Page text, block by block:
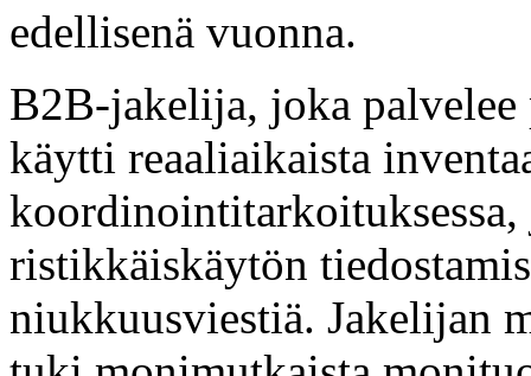
edellisenä vuonna.
B2B-jakelija, joka
käytti reaaliaikaista
ristikkäiskäytön
niukkuusviestiä. Jakelijan